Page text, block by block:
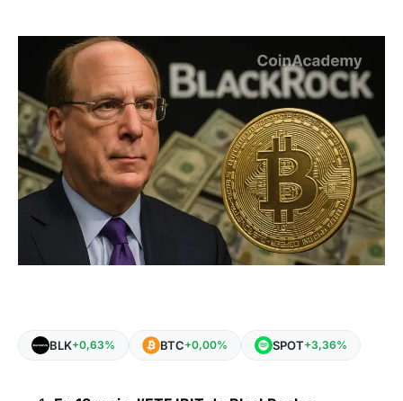
BLK+0,63% BTC+0,00% SPOT+3,36%